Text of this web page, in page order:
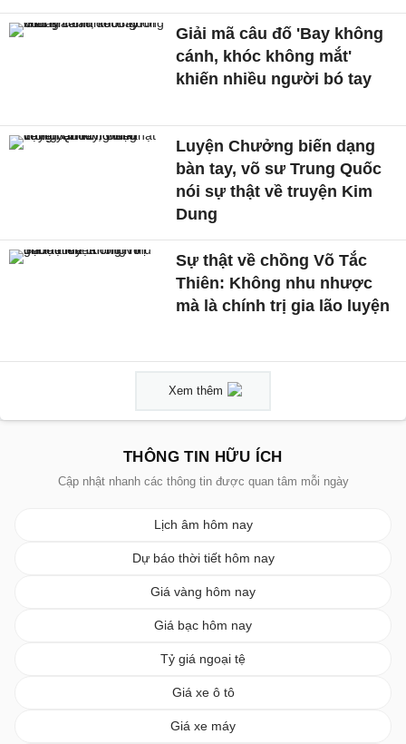
Giải mã câu đố 'Bay không
cánh, khóc không mắt'
khiến nhiều người bó tay
Luyện Chưởng biến dạng
bàn tay, võ sư Trung Quốc
nói sự thật về truyện Kim
Dung
Sự thật về chồng Võ Tắc
Thiên: Không nhu nhược
mà là chính trị gia lão luyện
Xem thêm
THÔNG TIN HỮU ÍCH
Cập nhật nhanh các thông tin được quan tâm mỗi ngày
Lịch âm hôm nay
Dự báo thời tiết hôm nay
Giá vàng hôm nay
Giá bạc hôm nay
Tỷ giá ngoại tệ
Giá xe ô tô
Giá xe máy